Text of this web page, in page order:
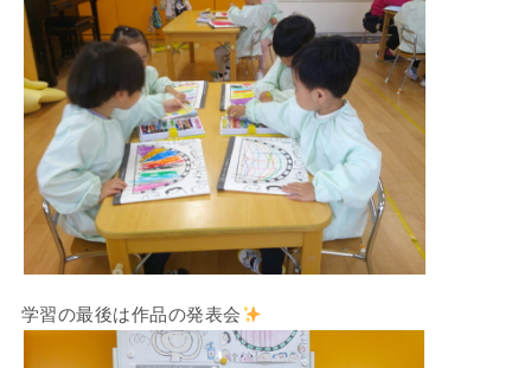
学習の最後は作品の発表会